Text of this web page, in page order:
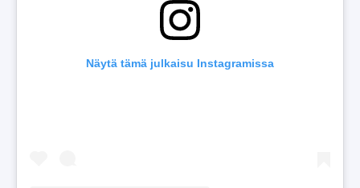
Näytä tämä julkaisu Instagramissa